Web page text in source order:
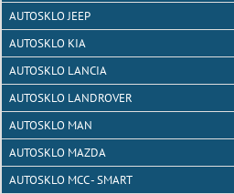
AUTOSKLO JEEP
AUTOSKLO KIA
AUTOSKLO LANCIA
AUTOSKLO LANDROVER
AUTOSKLO MAN
AUTOSKLO MAZDA
AUTOSKLO MCC - SMART